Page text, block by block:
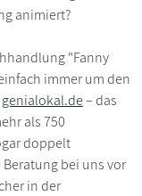
animiert?
"Fanny
immer um den
genialokal.de– das
als 750
doppelt
bei uns vor
in der